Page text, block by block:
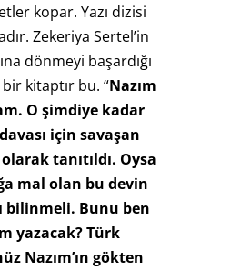
kopar. Yazı dizisi
Zekeriya Sertel’in
dönmeyi başardığı
bir kitaptır bu. “Nazım
O şimdiye kadar
için savaşan
tanıtıldı. Oysa
mal olan bu devin
bilinmeli. Bunu ben
yazacak? Türk
Nazım’ın gökten